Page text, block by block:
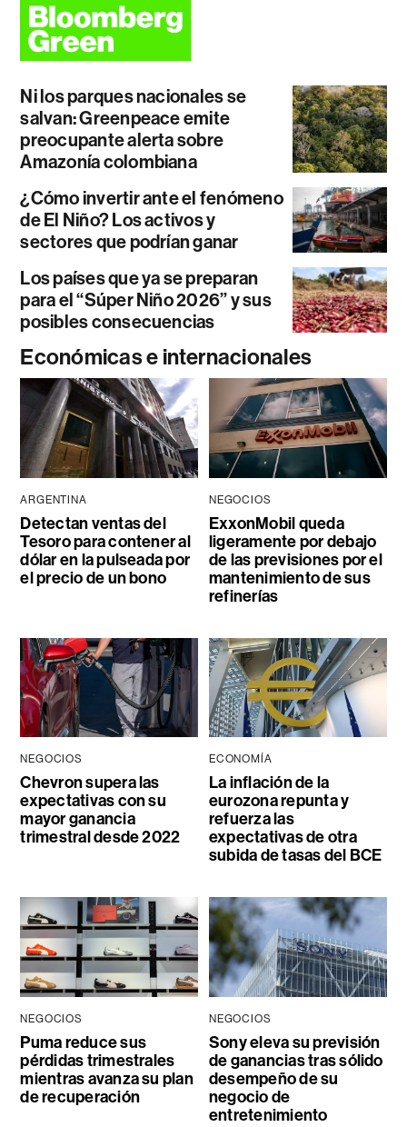
Ni los parques nacionales se
salvan: Greenpeace emite
preocupante alerta sobre
Amazonía colombiana
¿Cómo invertir ante el fenómeno
de El Niño? Los activos y
sectores que podrían ganar
Los países que ya se preparan
para el “Súper Niño 2026” y sus
posibles consecuencias
Económicas e internacionales
ARGENTINA
Detectan ventas del
Tesoro para contener al
dólar en la pulseada por
el precio de un bono
NEGOCIOS
ExxonMobil queda
ligeramente por debajo
de las previsiones por el
mantenimiento de sus
refinerías
NEGOCIOS
Chevron supera las
expectativas con su
mayor ganancia
trimestral desde 2022
ECONOMÍA
La inflación de la
eurozona repunta y
refuerza las
expectativas de otra
subida de tasas del BCE
NEGOCIOS
Puma reduce sus
pérdidas trimestrales
mientras avanza su plan
de recuperación
NEGOCIOS
Sony eleva su previsión
de ganancias tras sólido
desempeño de su
negocio de
entretenimiento